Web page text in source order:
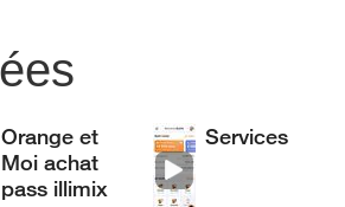
Orange et
Moi achat
pass illimix
Services